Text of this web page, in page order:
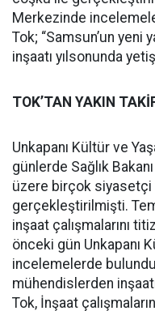
Merkezinde
Tok; “Samsun’un yeni
inşaatı yılsonunda
TOK’TAN YAKIN
Unkapanı Kültür ve
günlerde Sağlık
üzere birçok siyasetçi
gerçekleştirilmişti.
inşaat çalışmalarını
önceki gün Unkapanı
incelemelerde
mühendislerden
Tok, İnşaat